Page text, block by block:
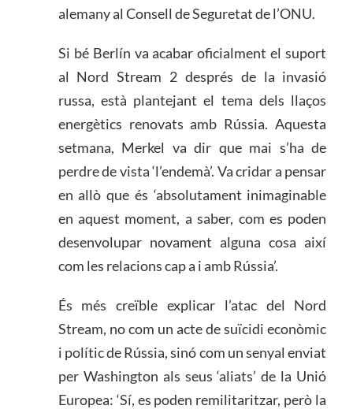
alemany al Consell de Seguretat de l’ONU.
Si bé Berlín va acabar oficialment el suport
al Nord Stream 2 després de la invasió
russa, està plantejant el tema dels llaços
energètics renovats amb Rússia. Aquesta
setmana, Merkel va dir que mai s’ha de
perdre de vista ‘l’endemà’. Va cridar a pensar
en allò que és ‘absolutament inimaginable
en aquest moment, a saber, com es poden
desenvolupar novament alguna cosa així
com les relacions cap a i amb Rússia’.
És més creïble explicar l’atac del Nord
Stream, no com un acte de suïcidi econòmic
i polític de Rússia, sinó com un senyal enviat
per Washington als seus ‘aliats’ de la Unió
Europea: ‘Sí, es poden remilitaritzar, però la